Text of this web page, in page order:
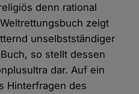
denn rational
zeigt
unselbstständiger
so stellt dessen
dar. Auf ein
Hinterfragen des